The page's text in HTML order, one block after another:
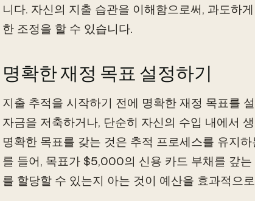
니다. 자신의 지출 습관을 이해함으로써, 과도하
한 조정을 할 수 있습니다.
명확한 재정 목표 설정하기
지출 추적을 시작하기 전에 명확한 재정 목표를
자금을 저축하거나, 단순히 자신의 수입 내에서
명확한 목표를 갖는 것은 추적 프로세스를 유지
를 들어, 목표가 $5,000의 신용 카드 부채를 갚
를 할당할 수 있는지 아는 것이 예산을 효과적으